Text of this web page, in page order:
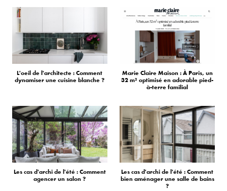
L'oeil de l'architecte : Comment
dynamiser une cuisine blanche ?
Marie Claire Maison : À Paris, un
32 m² optimisé en adorable pied-
à-terre familial
Les cas d'archi de l'été : Comment
agencer un salon ?
Les cas d'archi de l'été : Comment
bien aménager une salle de bains
?